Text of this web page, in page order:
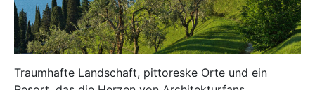
Traumhafte Landschaft, pittoreske Orte und ein